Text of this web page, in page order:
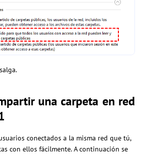
una carpeta en red
conectados a la misma red que tú,
con ellos fácilmente. A continuación se